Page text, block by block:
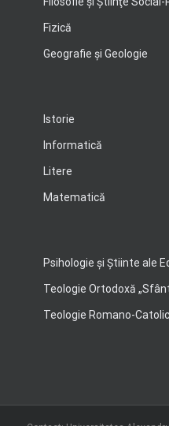
Fizică
Geografie şi Geologie
Istorie
Informatică
Litere
Matematică
Psihologie şi Ştiinte ale
Teologie Ortodoxă
Teologie Romano-